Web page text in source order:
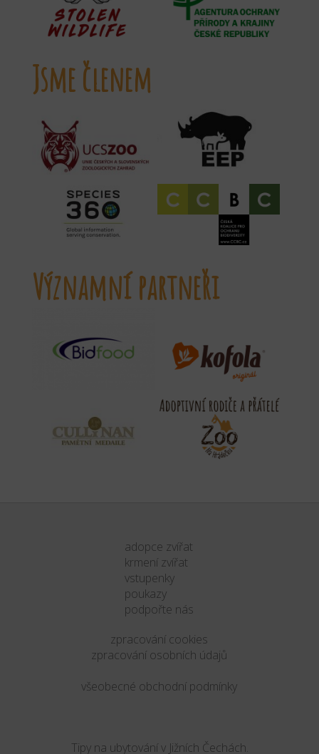
Jsme členem
Významní partneři
adopce zvířat
krmení zvířat
vstupenky
poukazy
podpořte nás
zpracování cookies
zpracování osobních údajů
všeobecné obchodní podmínky
Tipy na ubytování v Jižních Čechách.